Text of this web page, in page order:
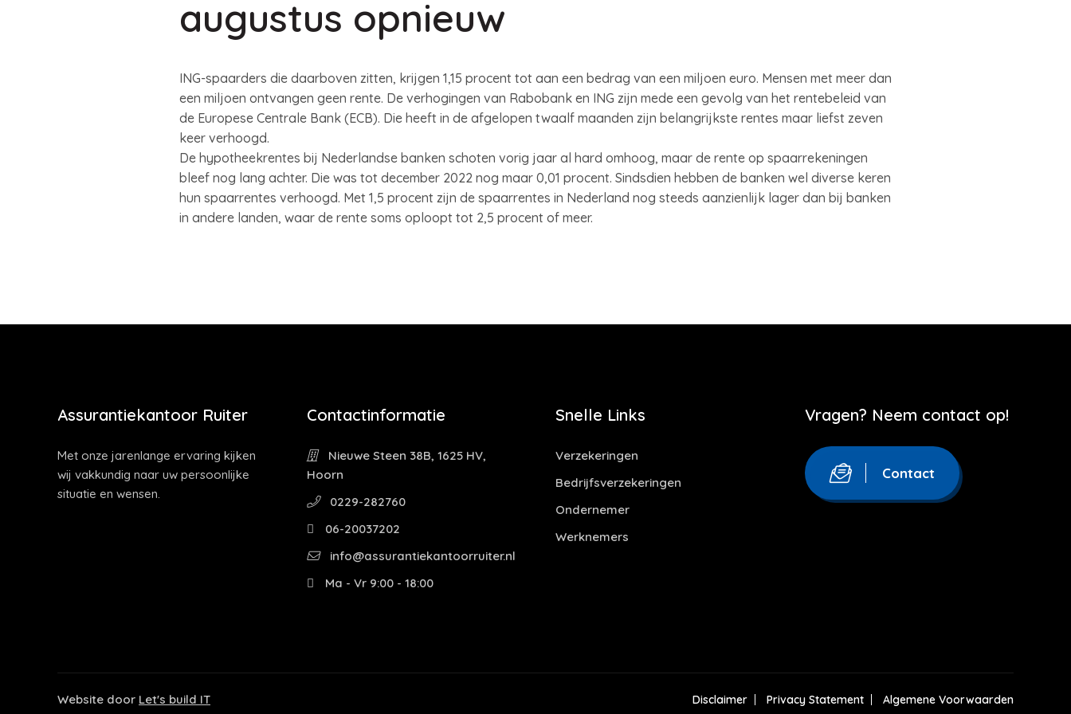
augustus opnieuw
ING-spaarders die daarboven zitten, krijgen 1,15 procent tot aan een bedrag van een miljoen euro. Mensen met meer dan
een miljoen ontvangen geen rente. De verhogingen van Rabobank en ING zijn mede een gevolg van het rentebeleid van
de Europese Centrale Bank (ECB). Die heeft in de afgelopen twaalf maanden zijn belangrijkste rentes maar liefst zeven
keer verhoogd.
De hypotheekrentes bij Nederlandse banken schoten vorig jaar al hard omhoog, maar de rente op spaarrekeningen
bleef nog lang achter. Die was tot december 2022 nog maar 0,01 procent. Sindsdien hebben de banken wel diverse keren
hun spaarrentes verhoogd. Met 1,5 procent zijn de spaarrentes in Nederland nog steeds aanzienlijk lager dan bij banken
in andere landen, waar de rente soms oploopt tot 2,5 procent of meer.
Assurantiekantoor Ruiter
Met onze jarenlange ervaring kijken
wij vakkundig naar uw persoonlijke
situatie en wensen.
Contactinformatie
Nieuwe Steen 38B, 1625 HV,
Hoorn
0229-282760
06-20037202
info@assurantiekantoorruiter.nl
Ma - Vr 9:00 - 18:00
Snelle Links
Verzekeringen
Bedrijfsverzekeringen
Ondernemer
Werknemers
Vragen? Neem contact op!
Contact
Website door Let's build IT Disclaimer Privacy Statement Algemene Voorwaarden